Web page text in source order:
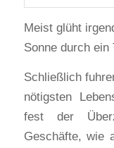
Meist glüht
Sonne durch ein
Schließlich
nötigsten
fest der
Geschäfte, wie